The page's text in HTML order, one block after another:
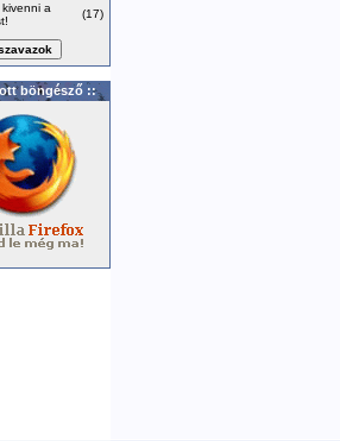
kivenni a
(17)
böngésző ::